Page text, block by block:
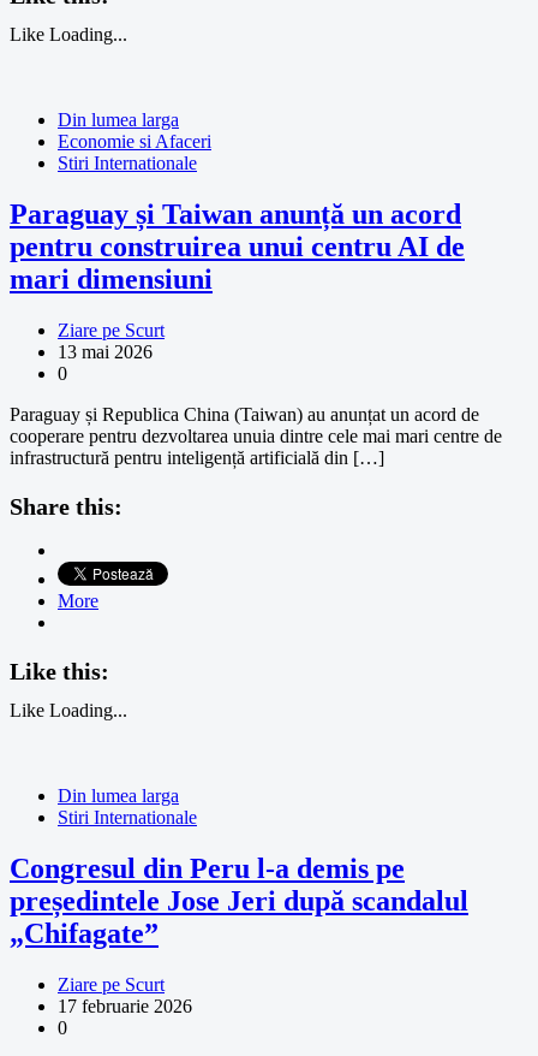
Like Loading...
Din lumea larga
Economie si Afaceri
Stiri Internationale
Paraguay și Taiwan anunță un acord
pentru construirea unui centru AI de
mari dimensiuni
Ziare pe Scurt
13 mai 2026
0
Paraguay și Republica China (Taiwan) au anunțat un acord de
cooperare pentru dezvoltarea unuia dintre cele mai mari centre de
infrastructură pentru inteligență artificială din […]
Share this:
More
Like this:
Like Loading...
Din lumea larga
Stiri Internationale
Congresul din Peru l-a demis pe
președintele Jose Jeri după scandalul
„Chifagate”
Ziare pe Scurt
17 februarie 2026
0